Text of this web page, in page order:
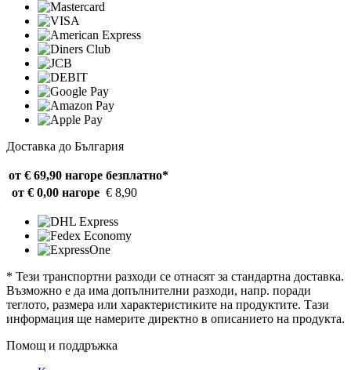
Доставка до България
от € 69,90 нагоре безплатно*
от € 0,00 нагоре € 8,90
* Тези транспортни разходи се отнасят за стандартна доставка.
Възможно е да има допълнителни разходи, напр. поради
теглото, размера или характеристиките на продуктите. Тази
информация ще намерите директно в описанието на продукта.
Помощ и поддръжка